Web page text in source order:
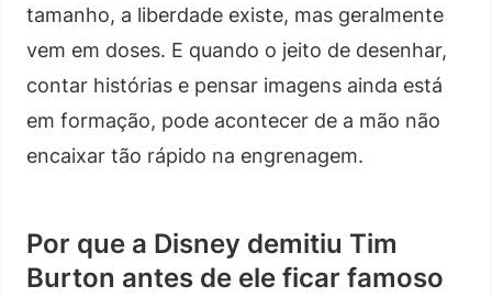
tamanho, a liberdade existe, mas geralmente
vem em doses. E quando o jeito de desenhar,
contar histórias e pensar imagens ainda está
em formação, pode acontecer de a mão não
encaixar tão rápido na engrenagem.
Por que a Disney demitiu Tim
Burton antes de ele ficar famoso